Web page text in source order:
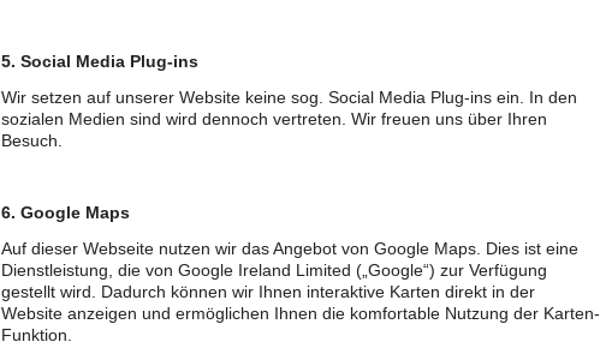
5. Social Media Plug-ins
Wir setzen auf unserer Website keine sog. Social Media Plug-ins ein. In den
sozialen Medien sind wird dennoch vertreten. Wir freuen uns über Ihren
Besuch.
6. Google Maps
Auf dieser Webseite nutzen wir das Angebot von Google Maps. Dies ist eine
Dienstleistung, die von Google Ireland Limited („Google“) zur Verfügung
gestellt wird. Dadurch können wir Ihnen interaktive Karten direkt in der
Website anzeigen und ermöglichen Ihnen die komfortable Nutzung der Karten-
Funktion.